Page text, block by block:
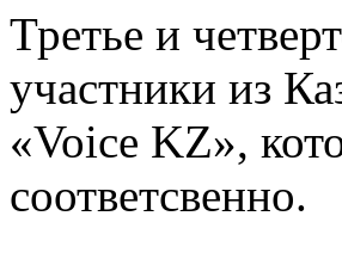
Третье и
участники из
«Voice KZ»,
соответсвенно.